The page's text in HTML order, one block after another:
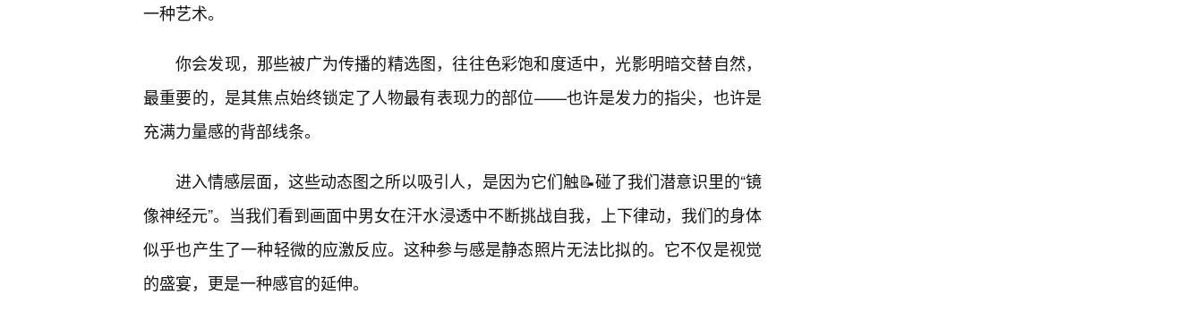
一种艺术。
你会发现，那些被广为传播的精选图，往往色彩饱和度适中，光影明暗交替自然，
最重要的，是其焦点始终锁定了人物最有表现力的部位——也许是发力的指尖，也许是
充满力量感的背部线条。
进入情感层面，这些动态图之所以吸引人，是因为它们触📝碰了我们潜意识里的“镜
像神经元”。当我们看到画面中男女在汗水浸透中不断挑战自我，上下律动，我们的身体
似乎也产生了一种轻微的应激反应。这种参与感是静态照片无法比拟的。它不仅是视觉
的盛宴，更是一种感官的延伸。